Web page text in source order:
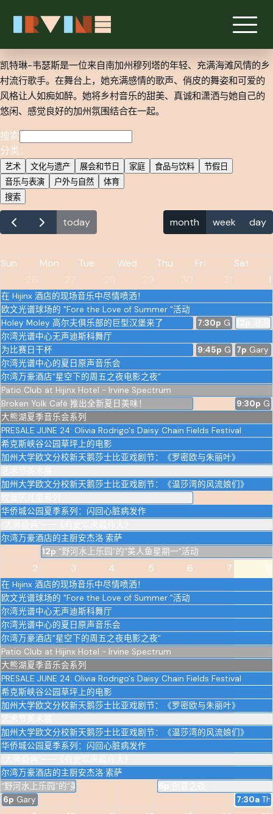
凯特琳-韦瑟斯是一位来自南加州穆列塔的年轻、充满海滩风情的乡
村流行歌手。在舞台上，她充满感情的歌声、俏皮的舞姿和可爱的
风格让人如痴如醉。她将乡村音乐的甜美、真诚和潇洒与她自己的
悠闲、感觉良好的加州氛围结合在一起。
搜索
分类：
艺术 文化与遗产 展会和节日 家庭 食品与饮料
节假日
音乐与表演
户外与自然
体育
搜索
today month week day
Sun Mon Tue Wed Thu Fri
Sat
1
在 Hijinx 酒店的现场音乐中尽情喷洒！
欧文光谱球场的 "Fore the Love of Summer "活动
Holey Moley 高尔夫俱乐部的巨型汉堡来了
7:30p Gary Owen
尔湾光谱中心无声迪斯科舞厅
为比赛日干杯
9:45p Gary Owen
7p Gary
尔湾光谱中心的夏日原声音乐会
尔湾万豪酒店“星空下的周五之夜电影之夜”
Patio Club at Hijinx Hotel - Irvine Spectrum
Broken Yolk Café 推出全新夏日美味！
9:30p
大熊湖夏季音乐会系列
PRESALE JUNE 24: Olivia Rodrigo's Daisy Chain Fields Festival
希克斯峡谷公园草坪上的电影
加州大学欧文分校新天鹅莎士比亚戏剧节：《罗密欧与朱丽叶》
加州大学欧文分校新天鹅莎士比亚戏剧节：《温莎湾的风流娘们》
华侨城公园夏季系列：闪回心脏病发作
尔湾万豪酒店的主厨安杰洛·索萨
12p “野河水上乐园”的“美人鱼星期一”活动
2 3 4 5 6 7 8
在 Hijinx 酒店的现场音乐中尽情喷洒！
欧文光谱球场的 "Fore the Love of Summer "活动
尔湾光谱中心无声迪斯科舞厅
尔湾光谱中心的夏日原声音乐会
尔湾万豪酒店“星空下的周五之夜电影之夜”
Patio Club at Hijinx Hotel - Irvine Spectrum
大熊湖夏季音乐会系列
PRESALE JUNE 24: Olivia Rodrigo's Daisy Chain Fields Festival
希克斯峡谷公园草坪上的电影
加州大学欧文分校新天鹅莎士比亚戏剧节：《罗密欧与朱丽叶》
加州大学欧文分校新天鹅莎士比亚戏剧节：《温莎湾的风流娘们》
华侨城公园夏季系列：闪回心脏病发作
尔湾万豪酒店的主厨安杰洛·索萨
“野河水上乐园”的“美人鱼星期一”活动
6p Gary Owen - Irvine 7:30a